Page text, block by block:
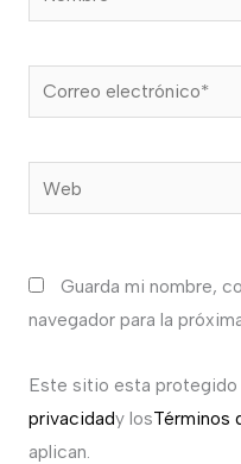
Correo
electrónico*
Web
Guarda mi nombre,
navegador para la
Este sitio esta protegido
privacidady losTérminos
aplican.